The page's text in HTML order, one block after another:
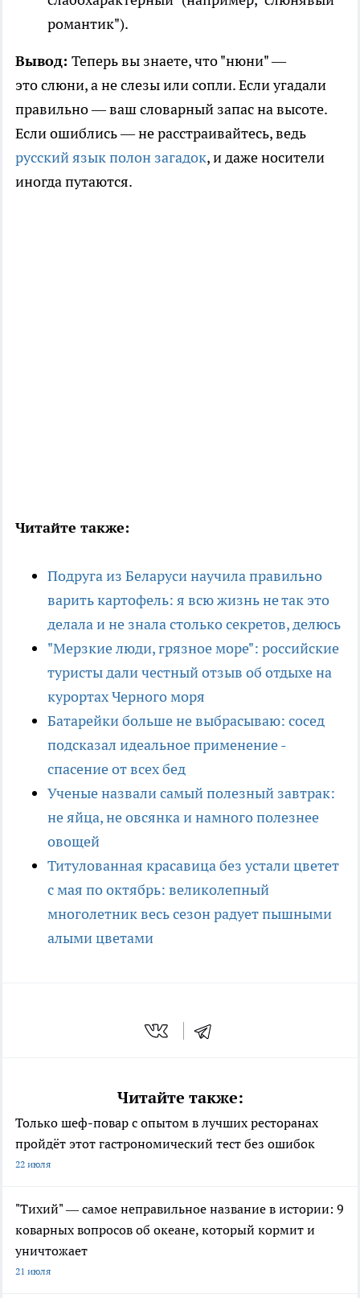
романтик").
Вывод: Теперь вы знаете, что "нюни" —
это слюни, а не слезы или сопли. Если угадали
правильно — ваш словарный запас на высоте.
Если ошиблись — не расстраивайтесь, ведь
русский язык полон загадок, и даже носители
иногда путаются.
Читайте также:
Подруга из Беларуси научила правильно
варить картофель: я всю жизнь не так это
делала и не знала столько секретов, делюсь
"Мерзкие люди, грязное море": российские
туристы дали честный отзыв об отдыхе на
курортах Черного моря
Батарейки больше не выбрасываю: сосед
подсказал идеальное применение -
спасение от всех бед
Ученые назвали самый полезный завтрак:
не яйца, не овсянка и намного полезнее
овощей
Титулованная красавица без устали цветет
с мая по октябрь: великолепный
многолетник весь сезон радует пышными
алыми цветами
Читайте также:
Только шеф-повар с опытом в лучших ресторанах
пройдёт этот гастрономический тест без ошибок
22 июля
"Тихий" — самое неправильное название в истории: 9
коварных вопросов об океане, который кормит и
уничтожает
21 июля